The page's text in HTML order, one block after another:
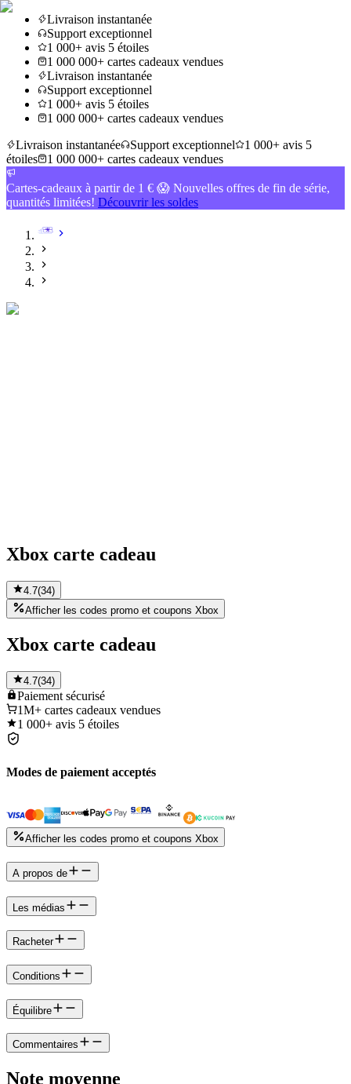
Livraison instantanée
Support exceptionnel
1 000+ avis 5 étoiles
1 000 000+ cartes cadeaux vendues
Livraison instantanée
Support exceptionnel
1 000+ avis 5 étoiles
1 000 000+ cartes cadeaux vendues
Livraison instantanée
Support exceptionnel
1 000+ avis 5
étoiles
1 000 000+ cartes cadeaux vendues
Cartes-cadeaux à partir de 1 € 😱 Nouvelles offres de fin de série,
quantités limitées! Découvrir les soldes
Xbox carte cadeau
4.7(34)
Afficher les codes promo et coupons Xbox
Xbox carte cadeau
4.7(34)
Paiement sécurisé
1M+ cartes cadeaux vendues
1 000+ avis 5 étoiles
Modes de paiement acceptés
Afficher les codes promo et coupons Xbox
A propos de
Les médias
Racheter
Conditions
Équilibre
Commentaires
Note moyenne